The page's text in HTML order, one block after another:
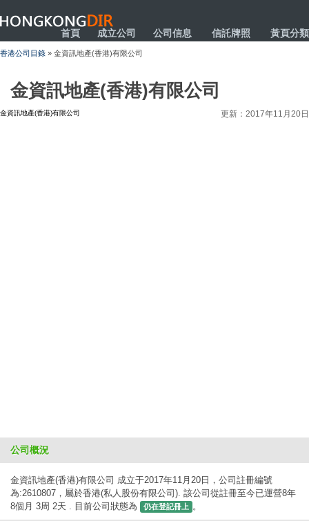
HONGKONGDIR
首頁 成立公司 公司信息 信託牌照 黃頁分類
香港公司目錄 » 金資訊地產(香港)有限公司
金資訊地產(香港)有限公司
金資訊地產(香港)有限公司 更新：2017年11月20日
公司概況
金資訊地產(香港)有限公司 成立于2017年11月20日，公司註冊編號
為:2610807，屬於香港(私人股份有限公司). 該公司從註冊至今已運營8年
8個月 3周 2天 . 目前公司狀態為
仍在登記冊上 。